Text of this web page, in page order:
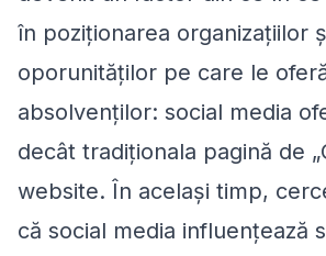
în poziționarea organizațiilor
oporunităților pe care le
absolvenților: social media
decât tradiționala pagină de
website. În același timp,
că social media influențează